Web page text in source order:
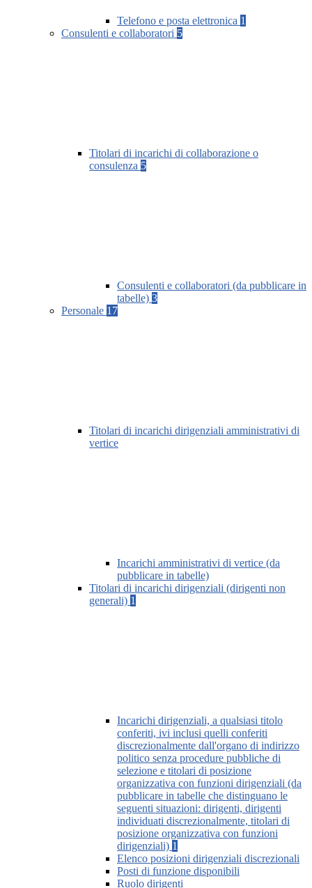
Telefono e posta elettronica 1
Consulenti e collaboratori 5
Titolari di incarichi di collaborazione o
consulenza 5
Consulenti e collaboratori (da pubblicare in
tabelle) 3
Personale 17
Titolari di incarichi dirigenziali amministrativi di
vertice
Incarichi amministrativi di vertice (da
pubblicare in tabelle)
Titolari di incarichi dirigenziali (dirigenti non
generali) 1
Incarichi dirigenziali, a qualsiasi titolo
conferiti, ivi inclusi quelli conferiti
discrezionalmente dall'organo di indirizzo
politico senza procedure pubbliche di
selezione e titolari di posizione
organizzativa con funzioni dirigenziali (da
pubblicare in tabelle che distinguano le
seguenti situazioni: dirigenti, dirigenti
individuati discrezionalmente, titolari di
posizione organizzativa con funzioni
dirigenziali) 1
Elenco posizioni dirigenziali discrezionali
Posti di funzione disponibili
Ruolo dirigenti